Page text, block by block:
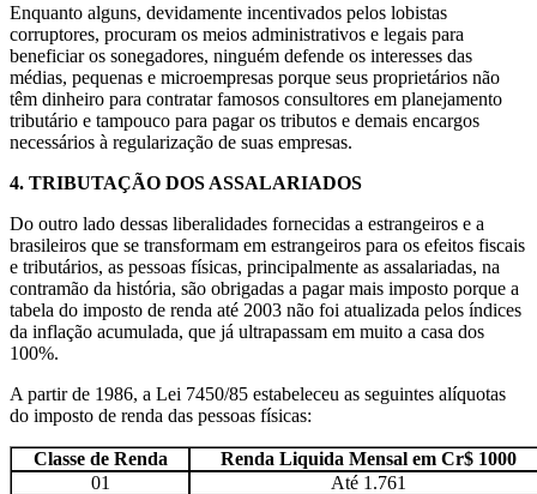
Enquanto alguns, devidamente incentivados pelos lobistas
corruptores, procuram os meios administrativos e legais para
beneficiar os sonegadores, ninguém defende os interesses das
médias, pequenas e microempresas porque seus proprietários não
têm dinheiro para contratar famosos consultores em planejamento
tributário e tampouco para pagar os tributos e demais encargos
necessários à regularização de suas empresas.
4. TRIBUTAÇÃO DOS ASSALARIADOS
Do outro lado dessas liberalidades fornecidas a estrangeiros e a
brasileiros que se transformam em estrangeiros para os efeitos fiscais
e tributários, as pessoas físicas, principalmente as assalariadas, na
contramão da história, são obrigadas a pagar mais imposto porque a
tabela do imposto de renda até 2003 não foi atualizada pelos índices
da inflação acumulada, que já ultrapassam em muito a casa dos
100%.
A partir de 1986, a Lei 7450/85 estabeleceu as seguintes alíquotas
do imposto de renda das pessoas físicas:
Classe de Renda
Renda Liquida Mensal em Cr$ 1000
01
Até 1.761